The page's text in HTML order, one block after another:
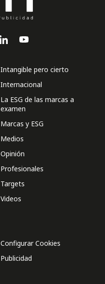
Intangible pero cierto
Internacional
La ESG de las marcas a
examen
Marcas y ESG
Medios
Opinión
Profesionales
Targets
Videos
Configurar Cookies
Publicidad